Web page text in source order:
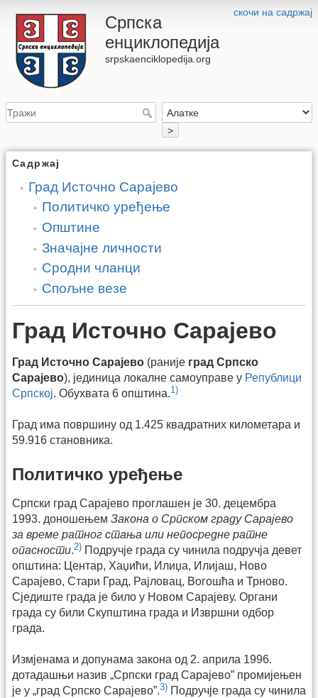
скочи на садржај
Српска
енциклопедија
srpskaenciklopedija.org
>
Садржај
Град Источно Сарајево
Политичко уређење
Општине
Значајне личности
Сродни чланци
Спољне везе
Град Источно Сарајево
Град Источно Сарајево (раније град Српско
Сарајево), јединица локалне самоуправе у Републици
Српској. Обухвата 6 општина.1)
Град има површину од 1.425 квадратних километара и
59.916 становника.
Политичко уређење
Српски град Сарајево проглашен је 30. децембра
1993. доношењем Закона о Српском граду Сарајево
за време ратног стања или непосредне ратне
опасности.2) Подручје града су чинила подручја девет
општина: Центар, Хаџићи, Илиџа, Илијаш, Ново
Сарајево, Стари Град, Рајловац, Вогошћа и Трново.
Сједиште града је било у Новом Сарајеву. Органи
града су били Скупштина града и Извршни одбор
града.
Измјенама и допунама закона од 2. априла 1996.
дотадашњи назив „Српски град Сарајево” промијењен
је у „град Српско Сарајево”.3) Подручје града су чинила